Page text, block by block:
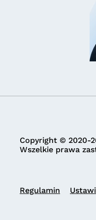
Copyright © 2020-
Wszelkie prawa
Regulamin